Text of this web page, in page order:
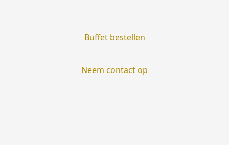
Buffet bestellen
Neem contact op